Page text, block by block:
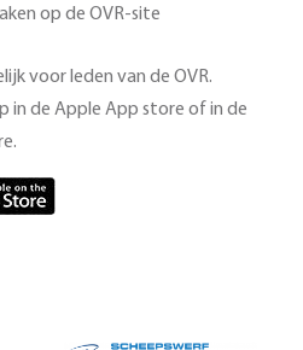
op de OVR-site
voor leden van de OVR.
in de Apple App store of in de